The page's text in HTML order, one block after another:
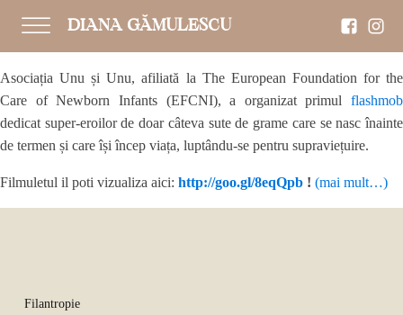
DIANA GĂMULESCU
Asociația Unu și Unu, afiliată la The European Foundation for the
Care of Newborn Infants (EFCNI), a organizat primul flashmob
dedicat super-eroilor de doar câteva sute de grame care se nasc înainte
de termen și care își încep viața, luptându-se pentru supraviețuire.
Filmuletul il poti vizualiza aici: http://goo.gl/8eqQpb ! (mai mult…)
Filantropie